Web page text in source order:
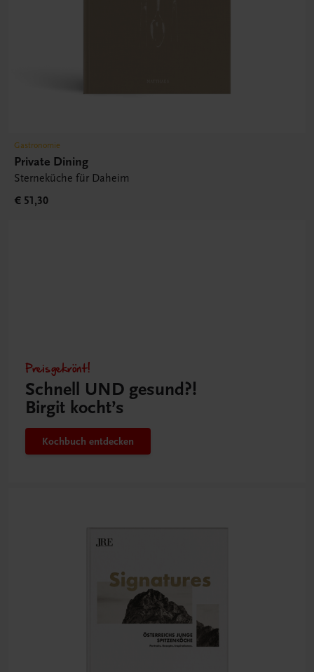
Gastronomie
Private Dining
Sterneküche für Daheim
€ 51,30
Preisgekrönt!
Schnell UND gesund?!
Birgit kocht’s
Kochbuch entdecken